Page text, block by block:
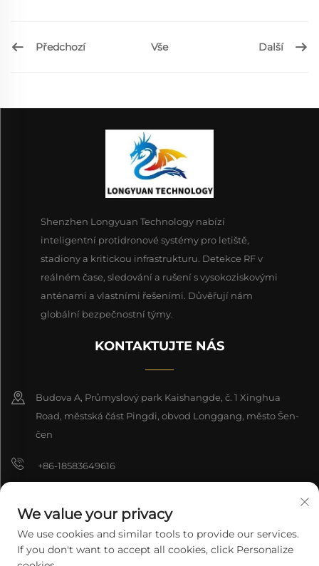
Předchozí Vše Další
Shenzhen Longyuan Technology nabízí
inteligentní protidronové systémy pro letiště,
stadiony a kritickou infrastrukturu. Detekce RF v
reálném čase, sledování a rušení s vysokoziskovými
anténami a vlastními řešeními. Důvěřují nám
globální bezpečnostní týmy.
KONTAKTUJTE NÁS
Budova A, Průmyslový park Kaishangde, č. 1 Xinghua
Road, městská část Pingdi, obvod Longgang, město Šen-
čen
+86-18583649616
8618165761396
We value your privacy
We use cookies and similar tools to provide our services.
If you don't want to accept all cookies, click Personalize